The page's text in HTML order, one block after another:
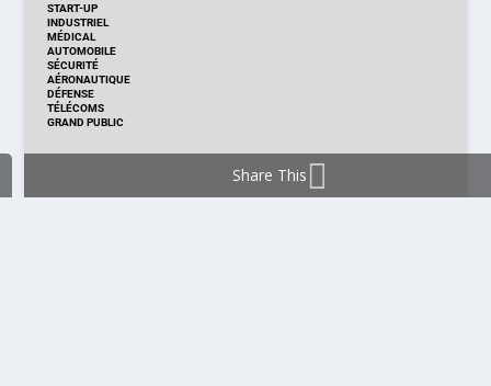
START-UP
INDUSTRIEL
MÉDICAL
AUTOMOBILE
SÉCURITÉ
AÉRONAUTIQUE
DÉFENSE
TÉLÉCOMS
GRAND PUBLIC
Share This